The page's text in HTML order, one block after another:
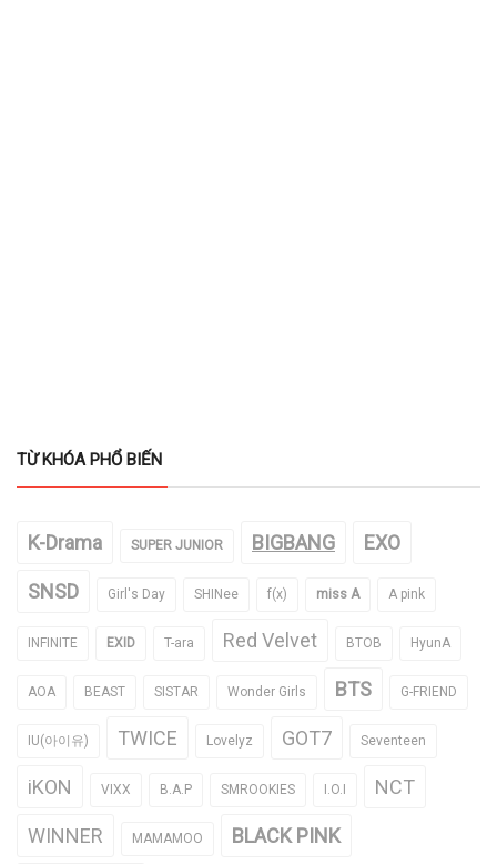
TỪ KHÓA PHỔ BIẾN
K-Drama SUPER JUNIOR BIGBANG EXO
SNSD Girl's Day SHINee f(x) miss A A pink
INFINITE EXID T-ara Red Velvet BTOB HyunA
AOA BEAST SISTAR Wonder Girls BTS G-FRIEND
IU(아이유) TWICE Lovelyz GOT7 Seventeen
iKON VIXX B.A.P SMROOKIES I.O.I NCT
WINNER MAMAMOO BLACK PINK